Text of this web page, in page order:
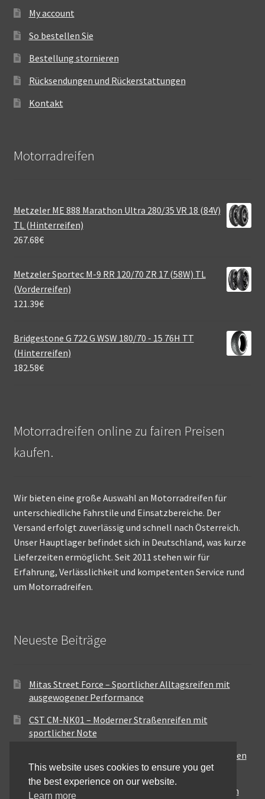
My account
So bestellen Sie
Bestellung stornieren
Rücksendungen und Rückerstattungen
Kontakt
Motorradreifen
Metzeler ME 888 Marathon Ultra 280/35 VR 18 (84V)
TL (Hinterreifen)
267.68€
Metzeler Sportec M-9 RR 120/70 ZR 17 (58W) TL
(Vorderreifen)
121.39€
Bridgestone G 722 G WSW 180/70 - 15 76H TT
(Hinterreifen)
182.58€
Motorradreifen online zu fairen Preisen
kaufen.
Wir bieten eine große Auswahl an Motorradreifen für
unterschiedliche Fahrstile und Einsatzbereiche. Der
Versand erfolgt zuverlässig und schnell nach Österreich.
Unser Hauptlager befindet sich in Deutschland, was kurze
Lieferzeiten ermöglicht. Seit 2011 stehen wir für
Erfahrung, Verlässlichkeit und kompetenten Service rund
um Motorradreifen.
Neueste Beiträge
Mitas Street Force – Sportlicher Alltagsreifen mit
ausgewogener Performance
CST CM-NK01 – Moderner Straßenreifen mit
sportlicher Note
Maxxis MA-ST3 – Ausgewogener Sport-Touring-Reifen
für vielseitige Einsätze
Pirelli City Demon – Zuverlässigkeit für den urbanen
This website uses cookies to ensure you get
the best experience on our website.
Learn more